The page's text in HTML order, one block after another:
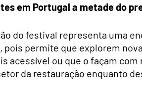
em Portugal a metade do
do festival representa uma
pois permite que explorem
acessível ou que o façam
da restauração enquanto